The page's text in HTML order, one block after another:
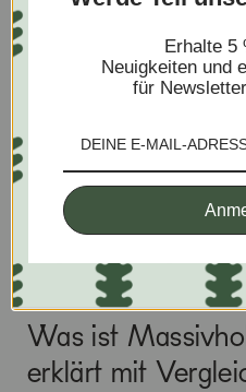
JULY 17, 2026 ANASTASIA
Was ist
erklärt mit
Erhalte 5
Neuigkeiten und
für